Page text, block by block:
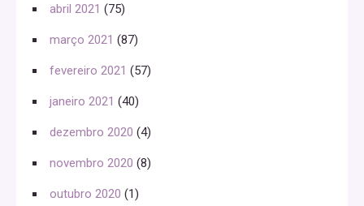
abril 2021 (75)
março 2021 (87)
fevereiro 2021 (57)
janeiro 2021 (40)
dezembro 2020 (4)
novembro 2020 (8)
outubro 2020 (1)